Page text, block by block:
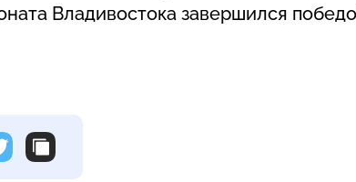
Владивостока завершился